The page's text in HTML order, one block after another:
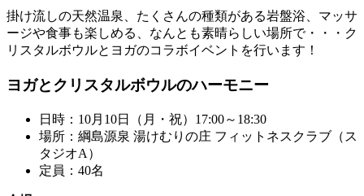
掛け流しの天然温泉、たくさんの種類がある岩盤浴、マッサ
ージや食事も楽しめる、なんとも素晴らしい場所で・・・ク
リスタルボウルとヨガのコラボイベントを行います！
ヨガとクリスタルボウルのハーモニー
日時：10月10日（月・祝）17:00～18:30
場所：綱島源泉 湯けむりの庄 フィットネスクラブ（ス
タジオA）
定員：40名